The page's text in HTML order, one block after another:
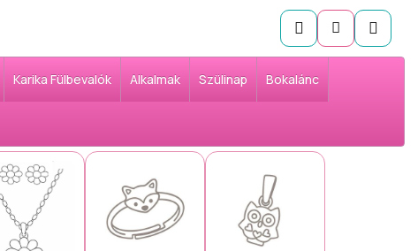
Karika Fülbevalók Alkalmak Szülinap Bokalánc